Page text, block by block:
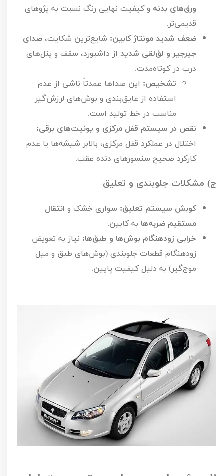
ورق‌های بدنه و کیفیت نهایی رنگ نسبت به پژوهای
قدیمی‌تر.
ضعف شدید مونتاژ کابین: شایع‌ترین شکایت، صدای
جیرجیر و لق‌لقی شدید از داشبورد، سقف و پنل‌های
درب در کوتاه‌مدت.
تشخیص: این صداها عمدتاً ناشی از عدم
استفاده از عایق‌بندی و بوش‌های لرزش‌گیر
مناسب در خط تولید است.
نقص در سیستم قفل مرکزی و یونیت‌های برقی:
اختلال در عملکرد قفل مرکزی، بالابر شیشه‌ها یا عدم
کارکرد صحیح سنسورهای دنده عقب.
ج) مشکلات جلوبندی و تعلیق
کوبش سیستم تعلیق: سواری خشک و انتقال
مستقیم ضربه‌ها به کابین.
خرابی زودهنگام بوش‌ها و طبق‌ها: نیاز به تعویض
زودهنگام قطعات جلوبندی (بوش‌های طبق و میل
موج‌گیر) به دلیل کیفیت پایین.